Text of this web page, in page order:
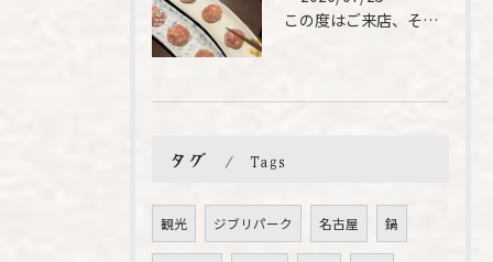
この度はご来店、そして素敵なご紹介誠にありがとうございます✨...
タグ Tags
観光 ジブリパーク 名古屋 鍋